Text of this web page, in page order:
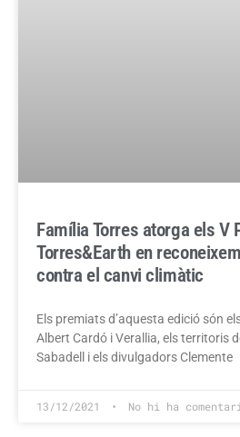
Família Torres atorga els V
Torres&Earth en
contra el canvi climàtic
Els premiats d’aquesta edició són
Albert Cardó i Verallia, els territoris
Sabadell i els divulgadors Clemente
13/12/2021 No hi ha